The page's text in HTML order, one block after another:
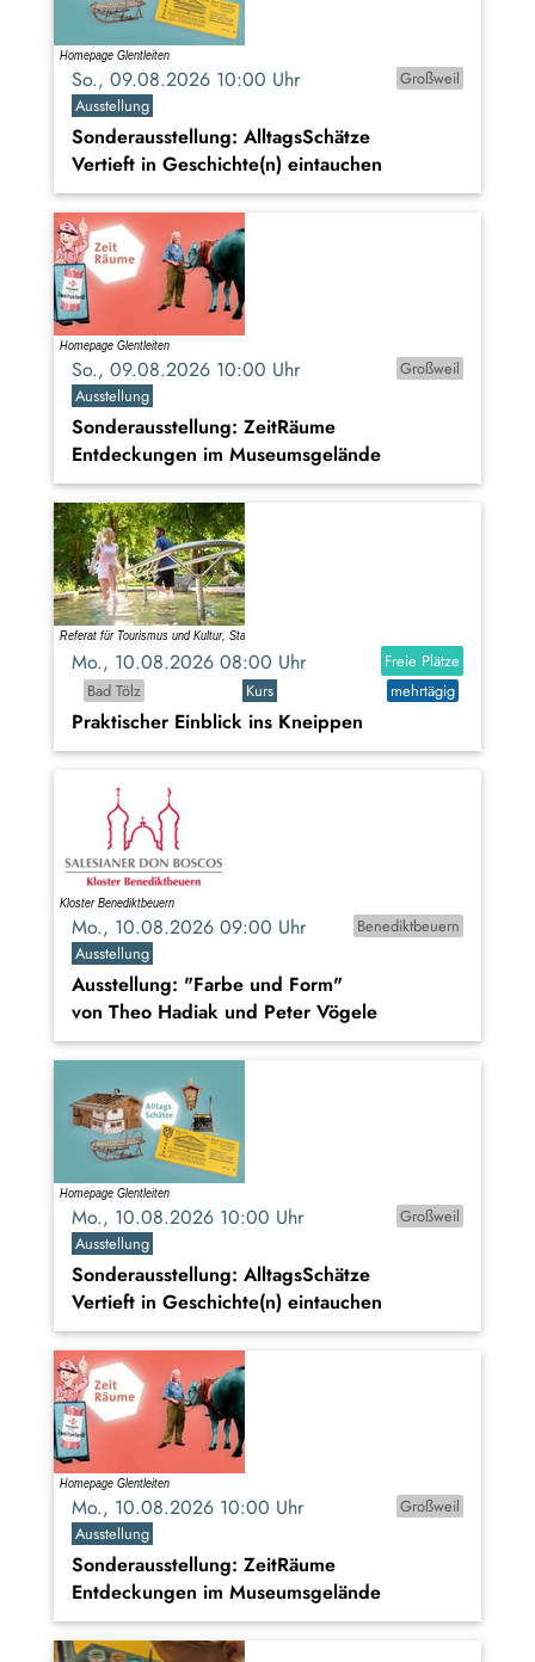
So., 09.08.2026 10:00 Uhr
Großweil
Ausstellung
Sonderausstellung: AlltagsSchätze
Vertieft in Geschichte(n) eintauchen
So., 09.08.2026 10:00 Uhr
Großweil
Ausstellung
Sonderausstellung: ZeitRäume
Entdeckungen im Museumsgelände
Mo., 10.08.2026 08:00 Uhr
Freie Plätze
Bad Tölz
Kurs mehrtägig
Praktischer Einblick ins Kneippen
Mo., 10.08.2026 09:00 Uhr
Benediktbeuern
Ausstellung
Ausstellung: "Farbe und Form"
von Theo Hadiak und Peter Vögele
Mo., 10.08.2026 10:00 Uhr
Großweil
Ausstellung
Sonderausstellung: AlltagsSchätze
Vertieft in Geschichte(n) eintauchen
Mo., 10.08.2026 10:00 Uhr
Großweil
Ausstellung
Sonderausstellung: ZeitRäume
Entdeckungen im Museumsgelände